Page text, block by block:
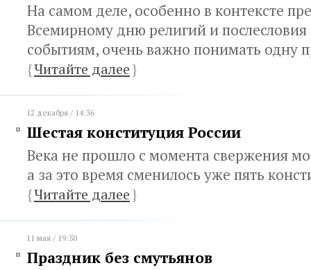
На самом деле, особенно в контексте
Всемирному дню религий и
событиям, очень важно понимать одну
{Читайте далее}
12 декабря / 14:36
Шестая конституция России
Века не прошло с момента свержения
а за это время сменилось уже пять
{Читайте далее}
11 мая / 19:50
Праздник без смутьянов